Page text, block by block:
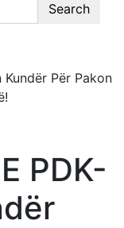
Search
Për Pakon
PDK-